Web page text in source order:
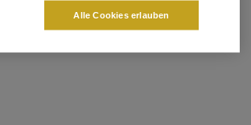
Alle Cookies erlauben